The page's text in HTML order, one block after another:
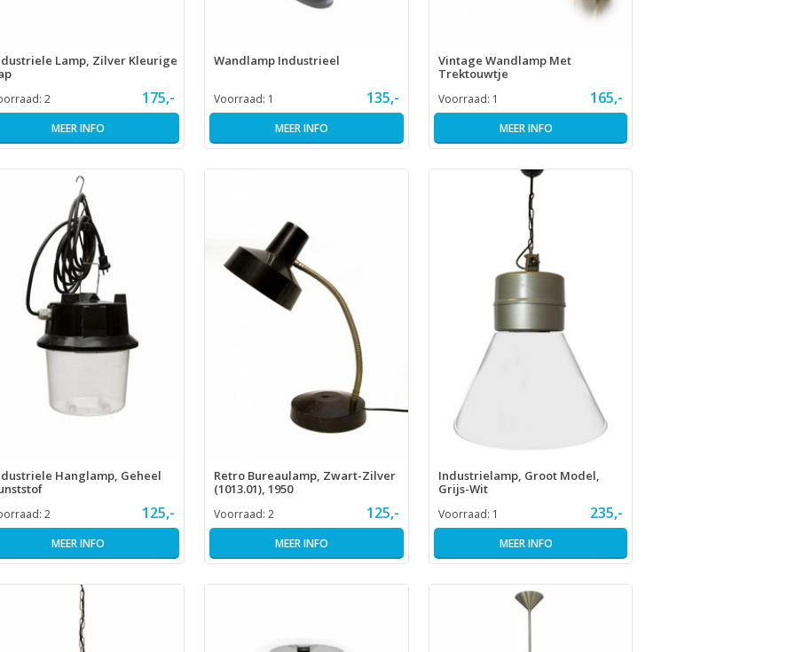
Lamp, Zilver Kleurige
2 175,-
MEER INFO
Wandlamp Industrieel
Voorraad: 1 135,-
MEER INFO
Vintage Wandlamp Met
Trektouwtje
Voorraad: 1 165,-
MEER INFO
Hanglamp, Geheel
2 125,-
MEER INFO
Retro Bureaulamp, Zwart-Zilver
(1013.01), 1950
Voorraad: 2 125,-
MEER INFO
Industrielamp, Groot Model,
Grijs-Wit
Voorraad: 1 235,-
MEER INFO